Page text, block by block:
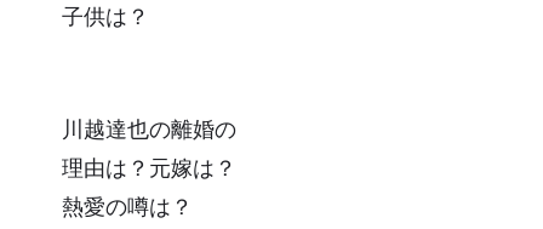
子供は？
川越達也の離婚の
理由は？元嫁は？
熱愛の噂は？